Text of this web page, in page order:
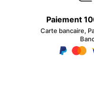
Paiement
Carte bancaire,